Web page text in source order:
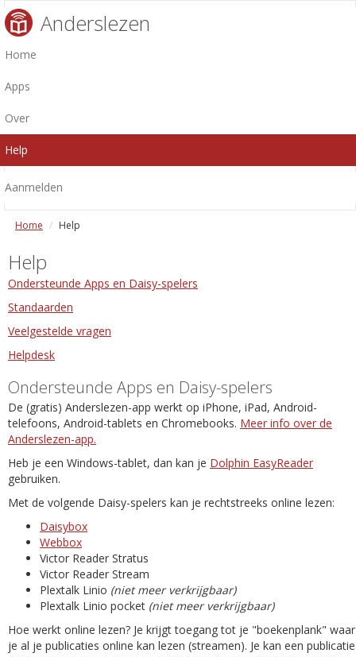
Anderslezen
Home
Apps
Over
Help
Aanmelden
Home Help
Help
Ondersteunde Apps en Daisy-spelers
Standaarden
Veelgestelde vragen
Helpdesk
Ondersteunde Apps en Daisy-spelers
De (gratis) Anderslezen-app werkt op iPhone, iPad, Android-
telefoons, Android-tablets en Chromebooks. Meer info over de
Anderslezen-app.
Heb je een Windows-tablet, dan kan je Dolphin EasyReader
gebruiken.
Met de volgende Daisy-spelers kan je rechtstreeks online lezen:
Daisybox
Webbox
Victor Reader Stratus
Victor Reader Stream
Plextalk Linio (niet meer verkrijgbaar)
Plextalk Linio pocket (niet meer verkrijgbaar)
Hoe werkt online lezen? Je krijgt toegang tot je "boekenplank" waar
je al je publicaties online kan lezen (streamen). Je kan een publicatie